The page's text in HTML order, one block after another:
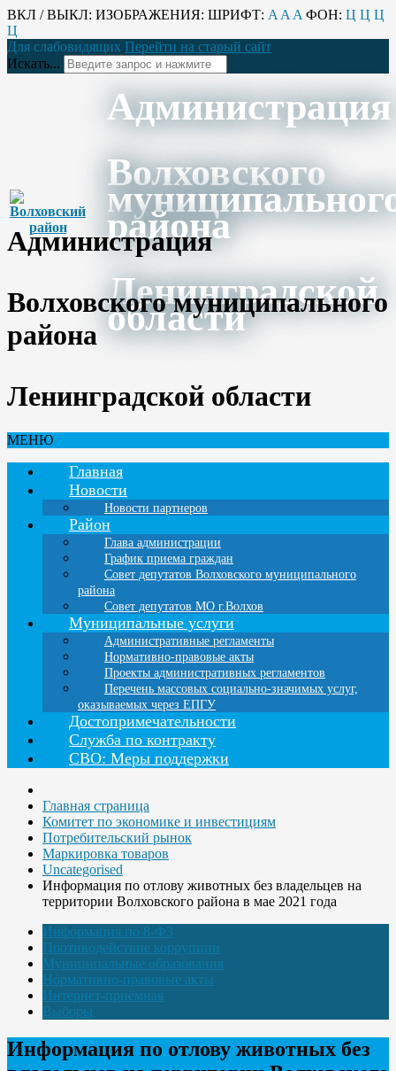
ВКЛ / ВЫКЛ: ИЗОБРАЖЕНИЯ: ШРИФТ: A A A ФОН: Ц Ц Ц
Ц
Для слабовидящих Перейти на старый сайт
Искать...
Администрация
Волховского
района
Ленинградской
области
Администрация
Волховского муниципального
района
Ленинградской области
МЕНЮ
Главная
Новости
Новости партнеров
Район
Глава администрации
График приема граждан
Совет депутатов Волховского муниципального
района
Совет депутатов МО г.Волхов
Муниципальные услуги
Административные регламенты
Нормативно-правовые акты
Проекты административных регламентов
Перечень массовых социально-значимых услуг,
оказываемых через ЕПГУ
Достопримечательности
Служба по контракту
СВО: Меры поддержки
Главная страница
Комитет по экономике и инвестициям
Потребительский рынок
Маркировка товаров
Uncategorised
Информация по отлову животных без владельцев на
территории Волховского района в мае 2021 года
Информация по 8-ФЗ
Противодействие коррупции
Муниципальные образования
Нормативно-правовые акты
Интернет-приёмная
Выборы
Информация по отлову животных без